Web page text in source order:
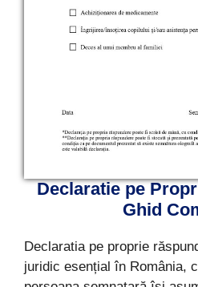
Declaratie pe
Ghid
Declaratia pe proprie
juridic esențial în România,